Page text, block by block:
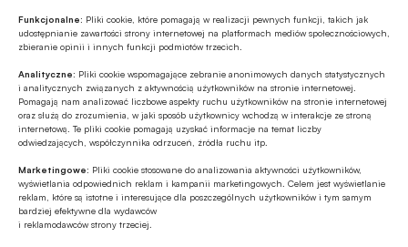
Funkcjonalne: Pliki cookie, które pomagają w realizacji pewnych funkcji, takich jak
udostępnianie zawartości strony internetowej na platformach mediów społecznościowych,
zbieranie opinii i innych funkcji podmiotów trzecich.
Analityczne: Pliki cookie wspomagające zebranie anonimowych danych statystycznych
i analitycznych związanych z aktywnością użytkowników na stronie internetowej.
Pomagają nam analizować liczbowe aspekty ruchu użytkowników na stronie internetowej
oraz służą do zrozumienia, w jaki sposób użytkownicy wchodzą w interakcje ze stroną
internetową. Te pliki cookie pomagają uzyskać informacje na temat liczby
odwiedzających, współczynnika odrzuceń, źródła ruchu itp.
Marketingowe: Pliki cookie stosowane do analizowania aktywności użytkowników,
wyświetlania odpowiednich reklam i kampanii marketingowych. Celem jest wyświetlanie
reklam, które są istotne i interesujące dla poszczególnych użytkowników i tym samym
bardziej efektywne dla wydawców
i reklamodawców strony trzeciej.
małych ma plan reagowania na cyberincydenty,
poinformował Mastercard podczas konferencji prasowej.
Banco Santander z pierwszą w
Europie transakcją w całości wykonaną przez
Mastercard Agent Pay
Banco Santander i Mastercard ogłosiły dziś pomyślne
przeprowadzenie pierwszej w Europie transakcji płatniczej
kompleksowo wykonanej przez agenta sztucznej
inteligencji. Transakcji dokonano w ramach Banco Santander
pierwsza płatność agentowa zrealizowana w ramach
regulowanego środowiska bankowego i istotny kamień
milowy w zastosowaniu systemów AI zdolnych do
26.02.2026 09:47
Polska strategicznym partnerem
Hitachi w Europie